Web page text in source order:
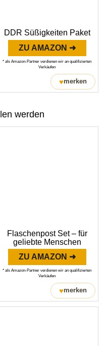
DDR Süßigkeiten Paket
ZU AMAZON ➜
* als Amazon-Partner verdienen wir an qualifizierten
Verkäufen
♥merken
werden
Flaschenpost Set – für
geliebte Menschen
ZU AMAZON ➜
* als Amazon-Partner verdienen wir an qualifizierten
Verkäufen
♥merken